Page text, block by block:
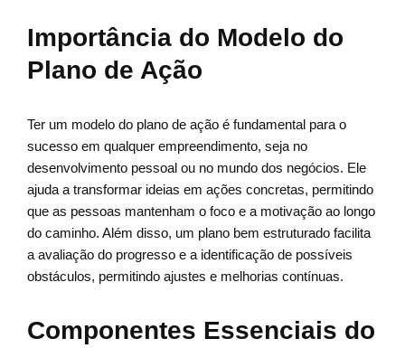
Importância do Modelo do
Plano de Ação
Ter um modelo do plano de ação é fundamental para o
sucesso em qualquer empreendimento, seja no
desenvolvimento pessoal ou no mundo dos negócios. Ele
ajuda a transformar ideias em ações concretas, permitindo
que as pessoas mantenham o foco e a motivação ao longo
do caminho. Além disso, um plano bem estruturado facilita
a avaliação do progresso e a identificação de possíveis
obstáculos, permitindo ajustes e melhorias contínuas.
Componentes Essenciais do